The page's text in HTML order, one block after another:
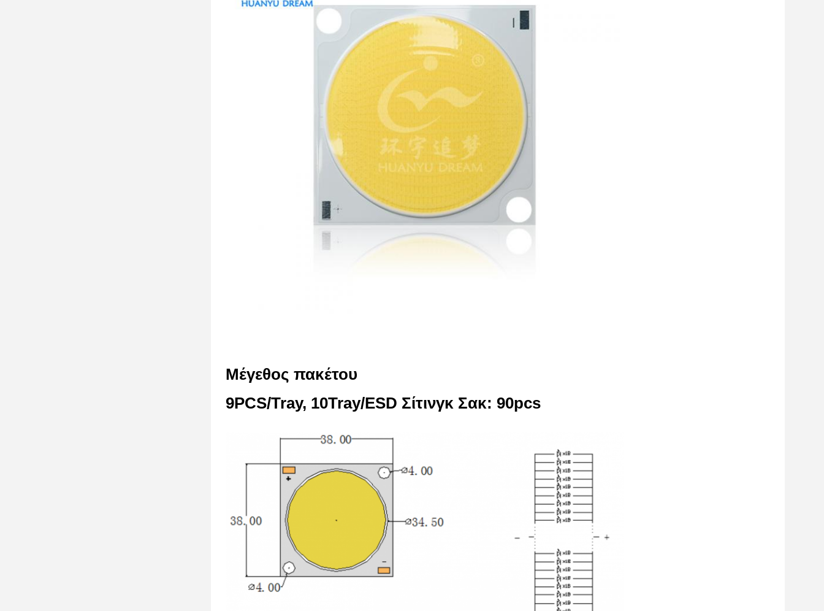
Μέγεθος πακέτου
9PCS/Tray, 10Tray/ESD Σίτινγκ Σακ: 90pcs